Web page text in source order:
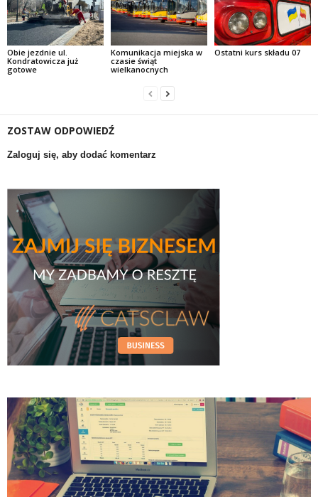
Obie jezdnie ul.
Kondratowicza już
gotowe
Komunikacja miejska w
czasie świąt
wielkanocnych
Ostatni kurs składu 07
ZOSTAW ODPOWIEDŹ
Zaloguj się, aby dodać komentarz